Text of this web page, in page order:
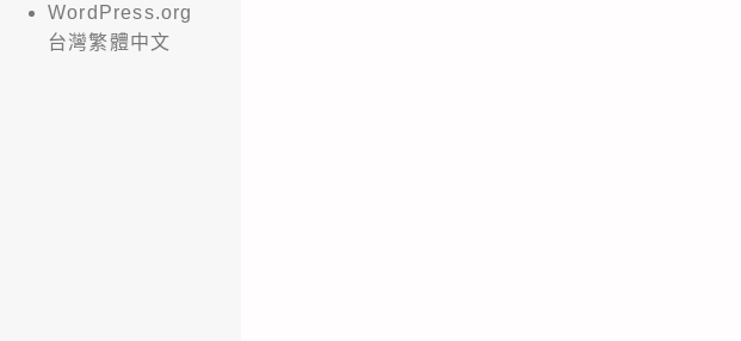
WordPress.org
台灣繁體中文